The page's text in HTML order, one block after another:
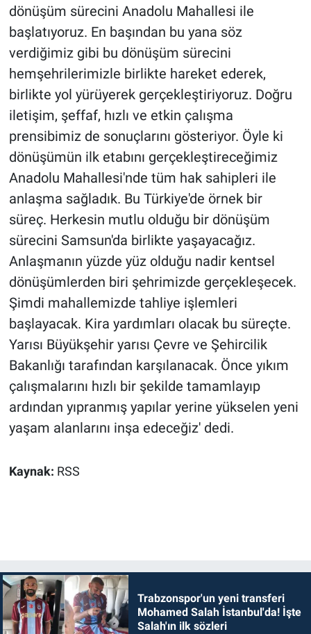
dönüşüm sürecini Anadolu Mahallesi ile
başlatıyoruz. En başından bu yana söz
verdiğimiz gibi bu dönüşüm sürecini
hemşehrilerimizle birlikte hareket ederek,
birlikte yol yürüyerek gerçekleştiriyoruz. Doğru
iletişim, şeffaf, hızlı ve etkin çalışma
prensibimiz de sonuçlarını gösteriyor. Öyle ki
dönüşümün ilk etabını gerçekleştireceğimiz
Anadolu Mahallesi'nde tüm hak sahipleri ile
anlaşma sağladık. Bu Türkiye'de örnek bir
süreç. Herkesin mutlu olduğu bir dönüşüm
sürecini Samsun'da birlikte yaşayacağız.
Anlaşmanın yüzde yüz olduğu nadir kentsel
dönüşümlerden biri şehrimizde gerçekleşecek.
Şimdi mahallemizde tahliye işlemleri
başlayacak. Kira yardımları olacak bu süreçte.
Yarısı Büyükşehir yarısı Çevre ve Şehircilik
Bakanlığı tarafından karşılanacak. Önce yıkım
çalışmalarını hızlı bir şekilde tamamlayıp
ardından yıpranmış yapılar yerine yükselen yeni
yaşam alanlarını inşa edeceğiz' dedi.
Kaynak: RSS
Trabzonspor'un yeni transferi
Mohamed Salah İstanbul'da! İşte
Salah'ın ilk sözleri